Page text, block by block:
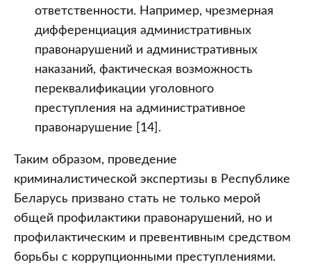
ответственности. Например, чрезмерная
дифференциация административных
правонарушений и административных
наказаний, фактическая возможность
переквалификации уголовного
преступления на административное
правонарушение [14].
Таким образом, проведение
криминалистической экспертизы в Республике
Беларусь призвано стать не только мерой
общей профилактики правонарушений, но и
профилактическим и превентивным средством
борьбы с коррупционными преступлениями.